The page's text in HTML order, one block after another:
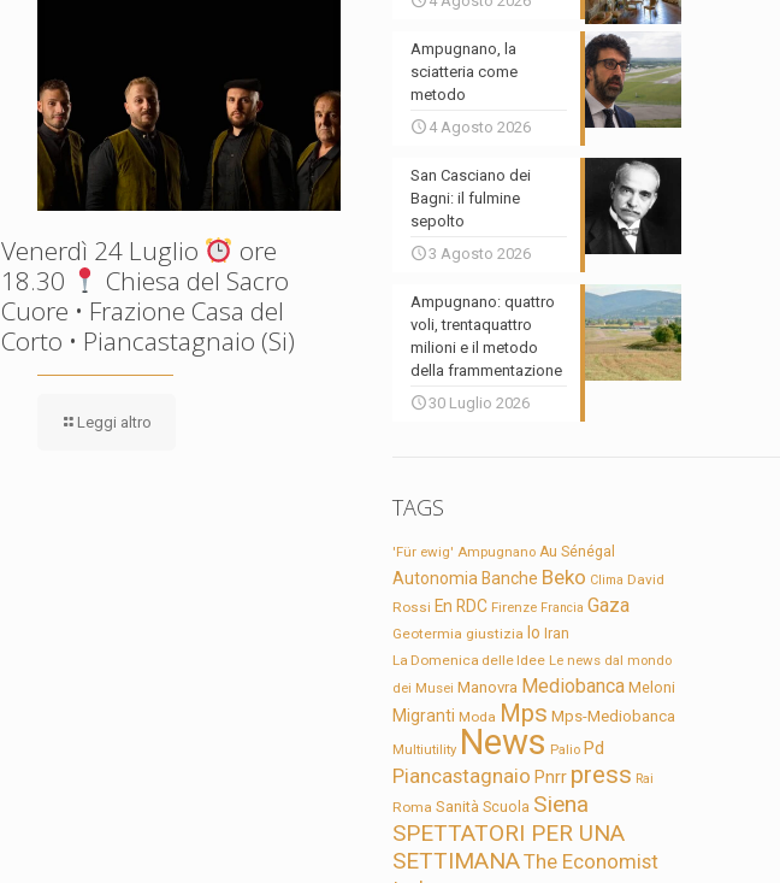
Venerdì 24 Luglio
ore
18.30
Chiesa del Sacro
Cuore • Frazione Casa del
Corto • Piancastagnaio (Si)
Leggi altro
Ampugnano, la
sciatteria come
metodo
4 Agosto 2026
San Casciano dei
Bagni: il fulmine
sepolto
3 Agosto 2026
Ampugnano: quattro
voli, trentaquattro
milioni e il metodo
della frammentazione
30 Luglio 2026
TAGS
'Für ewig' Ampugnano Au Sénégal
Autonomia Banche Beko Clima David
Rossi En RDC Firenze Francia Gaza
Geotermia giustizia Io Iran
La Domenica delle Idee Le news dal mondo
dei Musei Manovra Mediobanca Meloni
Migranti Moda Mps Mps-Mediobanca
Multiutility News Palio Pd
Piancastagnaio Pnrr press Rai
Roma Sanità Scuola Siena
SPETTATORI PER UNA
SETTIMANAThe Economist